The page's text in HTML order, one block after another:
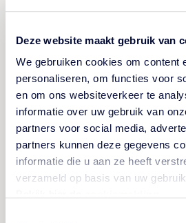
Deze website maakt gebruik van
We gebruiken cookies om content
personaliseren, om functies voor
en om ons websiteverkeer te
informatie over uw gebruik van
partners voor social media,
partners kunnen deze gegevens
informatie die u aan ze heeft
verzameld op basis van uw
Verblijf in één van onze 48
kamers zijn verspreid over 4
Elke kamer met een eigen
ouderwets verwennen en geniet
omgeving.
BEKIJK HOTELKAMERS & -SUITES